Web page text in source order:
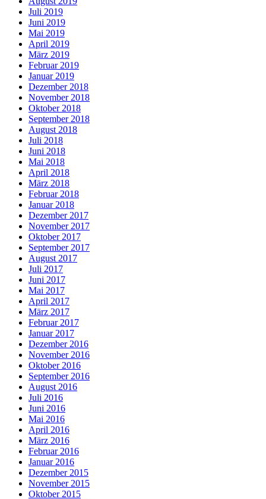
Juli 2019
Juni 2019
Mai 2019
April 2019
März 2019
Februar 2019
Januar 2019
Dezember 2018
November 2018
Oktober 2018
September 2018
August 2018
Juli 2018
Juni 2018
Mai 2018
April 2018
März 2018
Februar 2018
Januar 2018
Dezember 2017
November 2017
Oktober 2017
September 2017
August 2017
Juli 2017
Juni 2017
Mai 2017
April 2017
März 2017
Februar 2017
Januar 2017
Dezember 2016
November 2016
Oktober 2016
September 2016
August 2016
Juli 2016
Juni 2016
Mai 2016
April 2016
März 2016
Februar 2016
Januar 2016
Dezember 2015
November 2015
Oktober 2015